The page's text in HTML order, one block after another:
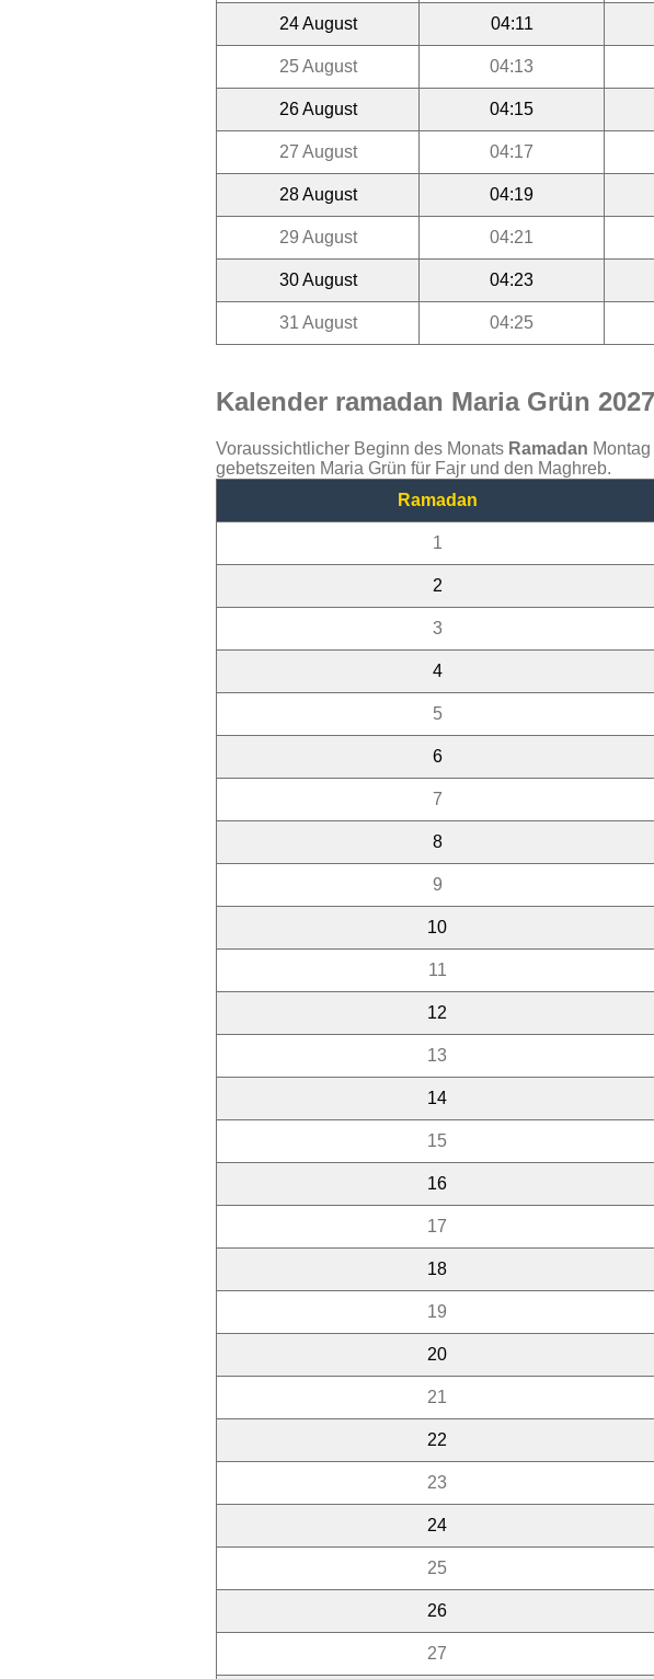
24 August 04:11
25 August 04:13
26 August 04:15
27 August 04:17
28 August 04:19
29 August 04:21
30 August 04:23
31 August 04:25
Kalender ramadan Maria Grün
Voraussichtlicher Beginn des Monats Ramadan
gebetszeiten Maria Grün für Fajr und den Maghreb.
Ramadan
1
2
3
4
5
6
7
8
9
10
11
12
13
14
15
16
17
18
19
20
21
22
23
24
25
26
27